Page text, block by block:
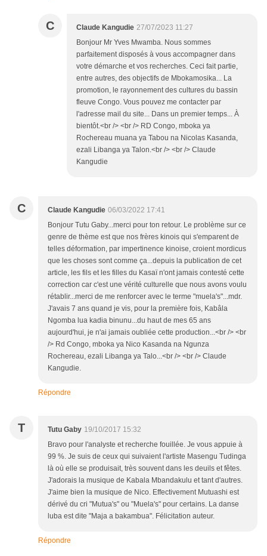
C Claude Kangudie 27/07/2023 11:27
Bonjour Mr Yves Mwamba. Nous sommes
parfaitement disposés à vous accompagner dans
votre démarche et vos recherches. Ceci fait partie,
entre autres, des objectifs de Mbokamosika... La
promotion, le rayonnement des cultures du bassin
fleuve Congo. Vous pouvez me contacter par
l'adresse mail du site... Dans un premier temps... À
bientôt.<br /> <br /> RD Congo, mboka ya
Rochereau muana ya Tabou na Nicolas Kasanda,
ezali Libanga ya Talon.<br /> <br /> Claude
Kangudie
C Claude Kangudie 06/03/2022 17:41
Bonjour Tutu Gaby...merci pour ton retour. Le problème sur ce
genre de thème est que nos frères kinois qui s'emparent de
telles déformation, par impertinence kinoise, croient mordicus
que les choses sont comme ça...depuis la publication de cet
article, les fils et les filles du Kasaï n'ont jamais contesté cette
correction car c'est une vérité culturelle que nous avons voulu
rétablir...merci de me renforcer avec le terme "muela's"...mdr.
J'avais 7 ans quand je vis, pour la première fois, Kabâla
Ngomba lua kadia binunu...du haut de mes 65 ans
aujourd'hui, je n'ai jamais oubliée cette production...<br /> <br
/> Rd Congo, mboka ya Nico Kasanda na Ngunza
Rochereau, ezali Libanga ya Talo...<br /> <br /> Claude
Kangudie.
Répondre
T Tutu Gaby 19/10/2017 15:32
Bravo pour l'analyste et recherche fouillée. Je vous appuie à
99 %. Je suis de ceux qui suivaient l'artiste Masengu Tudinga
là où elle se produisait, très souvent dans les deuils et fêtes.
J'adorais la musique de Kabala Mbandakulu et tant d'autres.
J'aime bien la musique de Nico. Effectivement Mutuashi est
dérivé du cri "Mutua's" ou "Muela's" pour certains. La danse
luba est dite "Maja a bakambua". Félicitation auteur.
Répondre